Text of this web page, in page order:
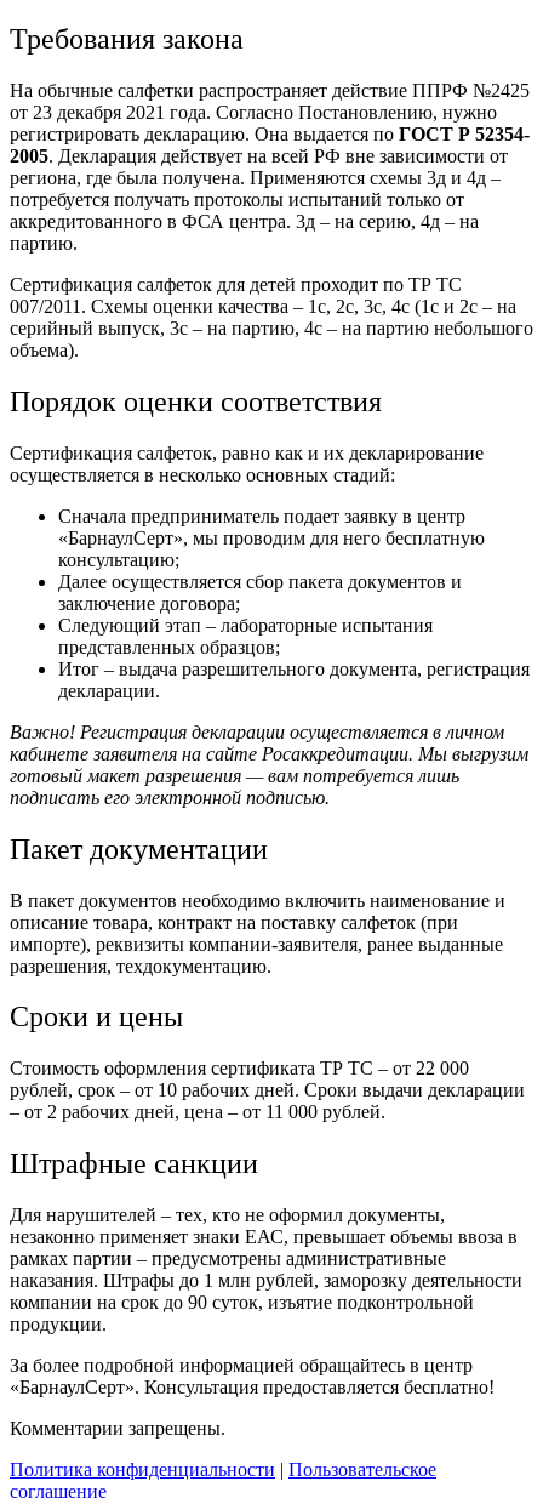
Требования закона
На обычные салфетки распространяет действие ППРФ №2425
от 23 декабря 2021 года. Согласно Постановлению, нужно
регистрировать декларацию. Она выдается по ГОСТ Р 52354-
2005. Декларация действует на всей РФ вне зависимости от
региона, где была получена. Применяются схемы 3д и 4д –
потребуется получать протоколы испытаний только от
аккредитованного в ФСА центра. 3д – на серию, 4д – на
партию.
Сертификация салфеток для детей проходит по ТР ТС
007/2011. Схемы оценки качества – 1с, 2с, 3с, 4с (1с и 2с – на
серийный выпуск, 3с – на партию, 4с – на партию небольшого
объема).
Порядок оценки соответствия
Сертификация салфеток, равно как и их декларирование
осуществляется в несколько основных стадий:
Сначала предприниматель подает заявку в центр
«БарнаулСерт», мы проводим для него бесплатную
консультацию;
Далее осуществляется сбор пакета документов и
заключение договора;
Следующий этап – лабораторные испытания
представленных образцов;
Итог – выдача разрешительного документа, регистрация
декларации.
Важно! Регистрация декларации осуществляется в личном
кабинете заявителя на сайте Росаккредитации. Мы выгрузим
готовый макет разрешения — вам потребуется лишь
подписать его электронной подписью.
Пакет документации
В пакет документов необходимо включить наименование и
описание товара, контракт на поставку салфеток (при
импорте), реквизиты компании-заявителя, ранее выданные
разрешения, техдокументацию.
Сроки и цены
Стоимость оформления сертификата ТР ТС – от 22 000
рублей, срок – от 10 рабочих дней. Сроки выдачи декларации
– от 2 рабочих дней, цена – от 11 000 рублей.
Штрафные санкции
Для нарушителей – тех, кто не оформил документы,
незаконно применяет знаки ЕАС, превышает объемы ввоза в
рамках партии – предусмотрены административные
наказания. Штрафы до 1 млн рублей, заморозку деятельности
компании на срок до 90 суток, изъятие подконтрольной
продукции.
За более подробной информацией обращайтесь в центр
«БарнаулСерт». Консультация предоставляется бесплатно!
Комментарии запрещены.
Политика конфиденциальности | Пользовательское
соглашение